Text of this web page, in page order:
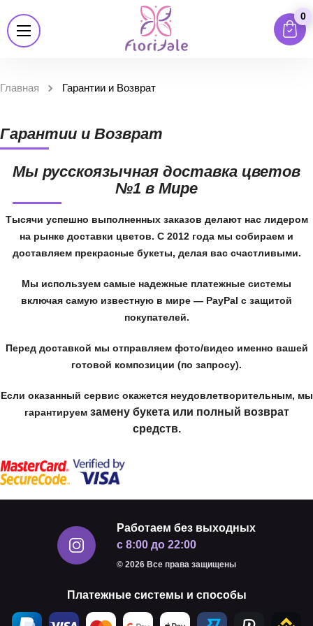
0
Главная Гарантии и Возврат
Гарантии и Возврат
Мы русскоязычная доставка цветов
№1 в Мире
Тысячи успешно выполненных заказов делают нас лидером
на рынке доставки цветов. С 2012 года мы собираем и
доставляем прекрасные букеты, делая вас счастливыми.
Мы используем самые надежные платежные системы
включая самую известную в мире — PayPal с защитой
покупателей.
Перед доставкой мы отправляем фото/видео именно вашей
готовой композиции (по запросу).
Если оказанный сервис окажется неудовлетворительным, мы
гарантируем замену букета или полный возврат
средств.
Работаем без выходных
с 8:00 до 22:00
© 2026 Все права защищены
Платежные системы и способы